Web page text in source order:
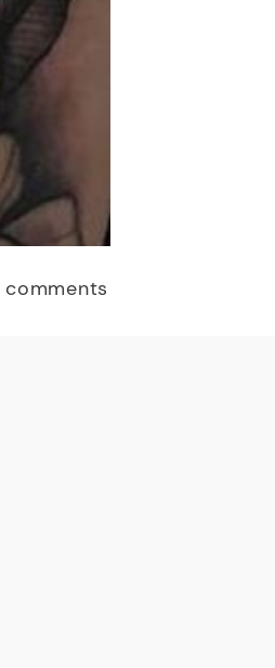
comments